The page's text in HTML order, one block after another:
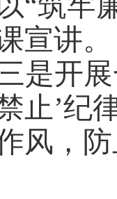
宣讲。
是开
止’纪
风，